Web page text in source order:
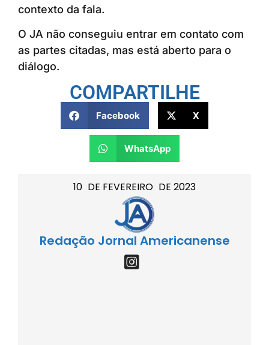
10 DE FEVEREIRO DE 2023
Redação Jornal Americanense
contexto da fala.
O JA não conseguiu entrar em contato com
as partes citadas, mas está aberto para o
diálogo.
COMPARTILHE
Facebook X
WhatsApp